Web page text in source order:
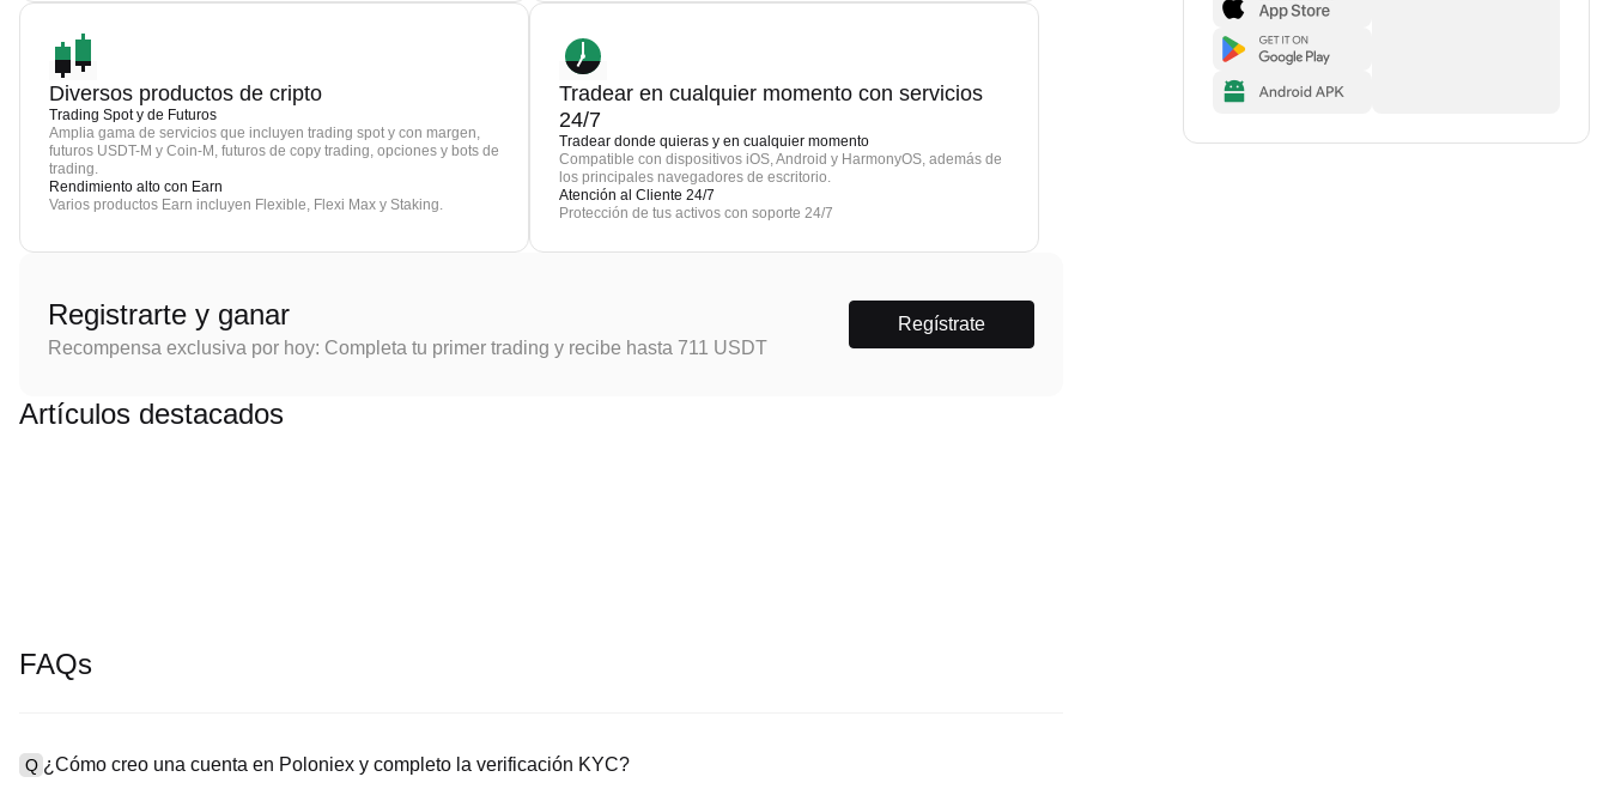
Diversos productos de cripto
Trading Spot y de Futuros
Amplia gama de servicios que incluyen trading spot y con margen,
futuros USDT-M y Coin-M, futuros de copy trading, opciones y bots de
trading.
Rendimiento alto con Earn
Varios productos Earn incluyen Flexible, Flexi Max y Staking.
Tradear en cualquier momento con servicios
24/7
Tradear donde quieras y en cualquier momento
Compatible con dispositivos iOS, Android y HarmonyOS, además de
los principales navegadores de escritorio.
Atención al Cliente 24/7
Protección de tus activos con soporte 24/7
Registrarte y ganar
Recompensa exclusiva por hoy: Completa tu primer trading y recibe hasta 711 USDT
Regístrate
Artículos destacados
FAQs
Q ¿Cómo creo una cuenta en Poloniex y completo la verificación KYC?